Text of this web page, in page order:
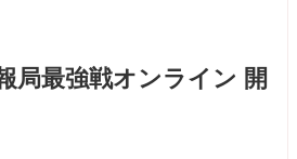
局最強戦オンライン 開